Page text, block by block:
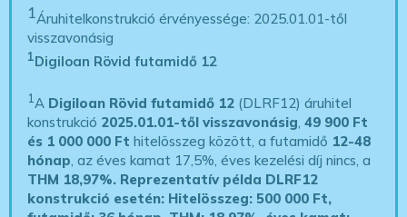
1Áruhitelkonstrukció érvényessége: 2025.01.01-től
visszavonásig
1Digiloan Rövid futamidő 12
1A Digiloan Rövid futamidő 12 (DLRF12) áruhitel
konstrukció 2025.01.01-től visszavonásig,49 900 Ft
és 1 000 000 Ft hitelösszeg között, a futamidő 12-48
hónap, az éves kamat 17,5%, éves kezelési díj nincs, a
THM 18,97%. Reprezentatív példa DLRF12
konstrukció esetén: Hitelösszeg: 500 000 Ft,